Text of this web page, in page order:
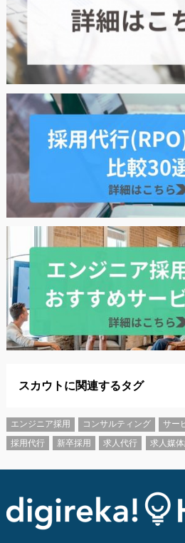
スカウトに関連するタグ
エンジニア採用 コンサルティング サー
採用代行 新卒採用 求人代行 求人媒